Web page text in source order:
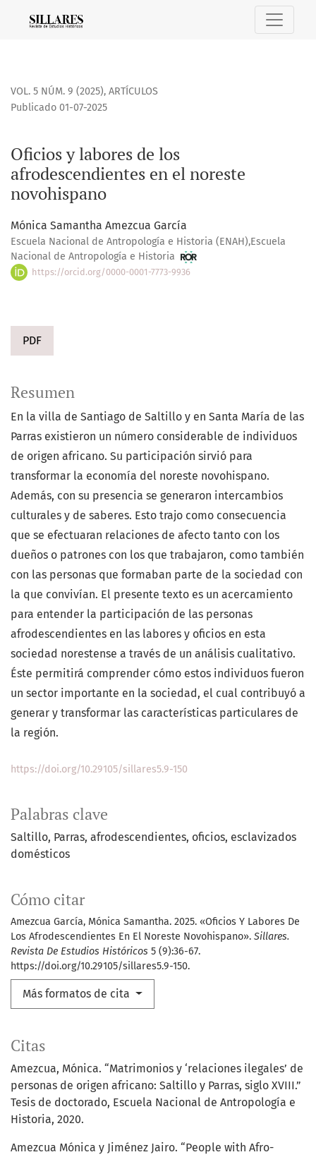
Oficios y labores de los afrodescendientes en el noreste
VOL. 5 NÚM. 9 (2025), ARTÍCULOS
Oficios y labores de los
afrodescendientes en el noreste
novohispano
Publicado 01-07-2025
Mónica Samantha Amezcua García
Escuela Nacional de Antropología e Historia (ENAH),Escuela
Nacional de Antropología e Historia
https://orcid.org/0000-0001-7773-9936
PDF
Palabras clave
Saltillo Parras afrodescendientes oficios esclavizados
domésticos
Cómo citar
Amezcua García, Mónica Samantha. 2025. «Oficios Y Labores De
Los Afrodescendientes En El Noreste Novohispano». Sillares.
Revista De Estudios Históricos 5 (9):36-67.
https://doi.org/10.29105/sillares5.9-150.
Más formatos de cita
Resumen
En la villa de Santiago de Saltillo y en Santa María de las
Parras existieron un número considerable de individuos
de origen africano. Su participación sirvió para
transformar la economía del noreste novohispano.
Además, con su presencia se generaron intercambios
culturales y de saberes. Esto trajo como consecuencia
que se efectuaran relaciones de afecto tanto con los
dueños o patrones con los que trabajaron, como también
con las personas que formaban parte de la sociedad con
la que convivían. El presente texto es un acercamiento
para entender la participación de las personas
afrodescendientes en las labores y oficios en esta
sociedad norestense a través de un análisis cualitativo.
Éste permitirá comprender cómo estos individuos fueron
un sector importante en la sociedad, el cual contribuyó a
generar y transformar las características particulares de
la región.
https://doi.org/10.29105/sillares5.9-150
Citas
Amezcua, Mónica. “Matrimonios y ‘relaciones ilegales’ de
personas de origen africano: Saltillo y Parras, siglo XVIII.”
Tesis de doctorado, Escuela Nacional de Antropología e
Historia, 2020.
Amezcua Mónica y Jiménez Jairo. “People with Afro-